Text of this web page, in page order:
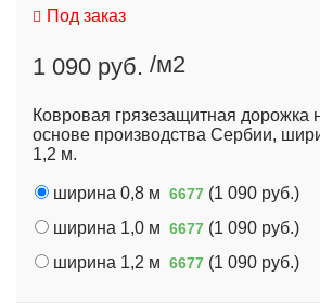
Под заказ
1 090 руб. /м2
Ковровая грязезащитная дорожка
основе производства Сербии,
1,2 м.
ширина 0,8 м 6677 (1 090 руб.)
ширина 1,0 м 6677 (1 090 руб.)
ширина 1,2 м 6677 (1 090 руб.)